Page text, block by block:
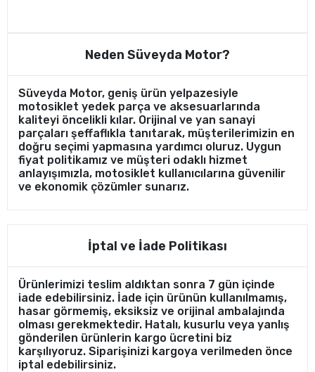
Neden Süveyda Motor?
Süveyda Motor, geniş ürün yelpazesiyle
motosiklet yedek parça ve aksesuarlarında
kaliteyi öncelikli kılar. Orijinal ve yan sanayi
parçaları şeffaflıkla tanıtarak, müşterilerimizin en
doğru seçimi yapmasına yardımcı oluruz. Uygun
fiyat politikamız ve müşteri odaklı hizmet
anlayışımızla, motosiklet kullanıcılarına güvenilir
ve ekonomik çözümler sunarız.
İptal ve İade Politikası
Ürünlerimizi teslim aldıktan sonra 7 gün içinde
iade edebilirsiniz. İade için ürünün kullanılmamış,
hasar görmemiş, eksiksiz ve orijinal ambalajında
olması gerekmektedir. Hatalı, kusurlu veya yanlış
gönderilen ürünlerin kargo ücretini biz
karşılıyoruz. Siparişinizi kargoya verilmeden önce
iptal edebilirsiniz.